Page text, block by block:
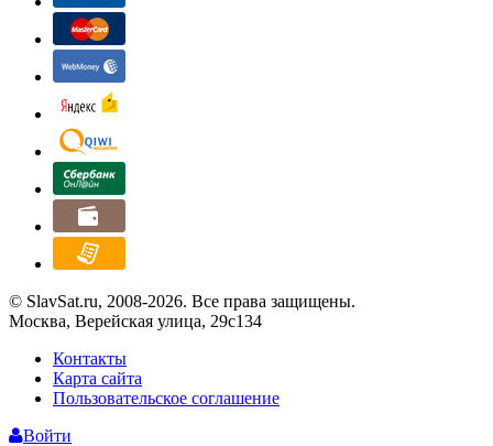
© SlavSat.ru, 2008-2026. Все права защищены.
Москва, Верейская улица, 29с134
Контакты
Карта сайта
Пользовательское соглашение
Войти